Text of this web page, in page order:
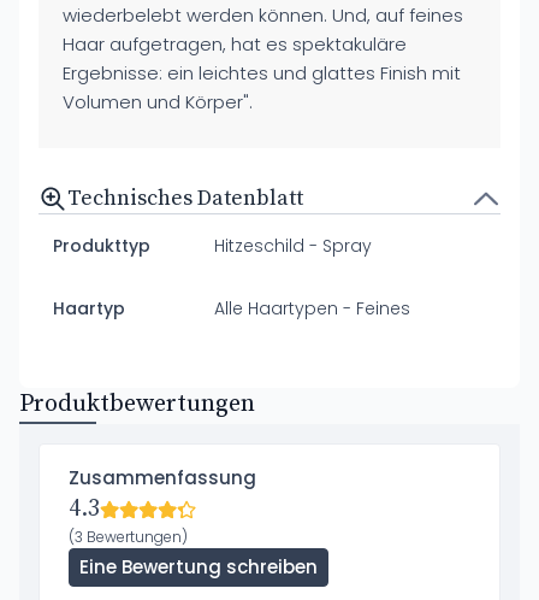
wiederbelebt werden können. Und, auf feines
Haar aufgetragen, hat es spektakuläre
Ergebnisse: ein leichtes und glattes Finish mit
Volumen und Körper".
Technisches Datenblatt
Produkttyp Hitzeschild - Spray
Haartyp Alle Haartypen - Feines
Produktbewertungen
Zusammenfassung
4.3
(3 Bewertungen)
Eine Bewertung schreiben